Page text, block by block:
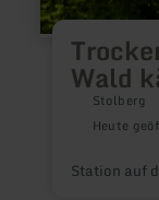
Wald
Stolberg
Heute
Station auf